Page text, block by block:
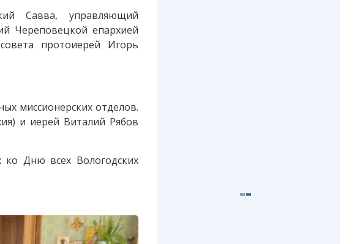
Савва, управляющий
Череповецкой епархией
протоиерей Игорь
миссионерских отделов.
и иерей Виталий Рябов
ко Дню всех Вологодских